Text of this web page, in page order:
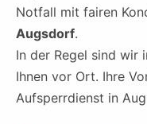
Notfall mit fairen
Augsdorf.
In der Regel sind wir
Ihnen vor Ort. Ihre
Aufsperrdienst in